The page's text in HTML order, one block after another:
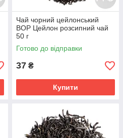
Чай чорний цейлонський
ВОР Цейлон розсипний чай
50 г
Готово до відправки
37 ₴
Купити